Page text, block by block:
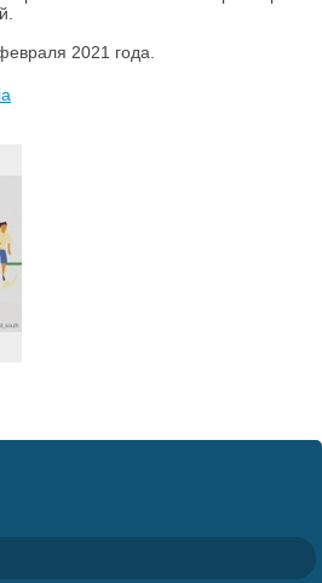
2021 года.